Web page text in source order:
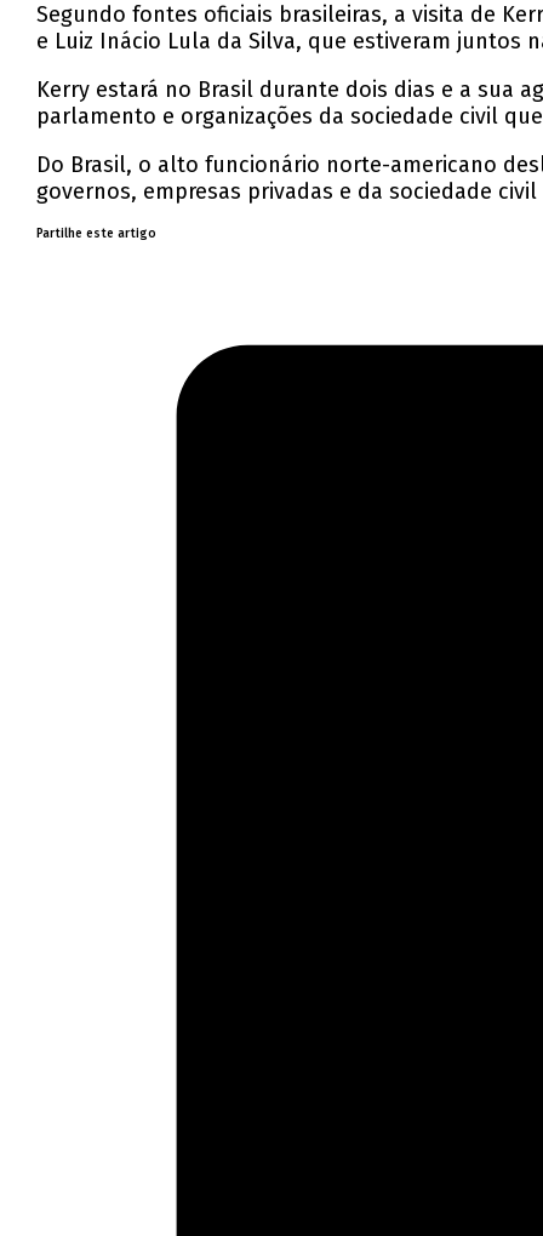
Segundo fontes oficiais brasileiras, a visita de
e Luiz Inácio Lula da Silva, que estiveram juntos
Kerry estará no Brasil durante dois dias e a sua
parlamento e organizações da sociedade civil
Do Brasil, o alto funcionário norte-americano
governos, empresas privadas e da sociedade
Partilhe este artigo